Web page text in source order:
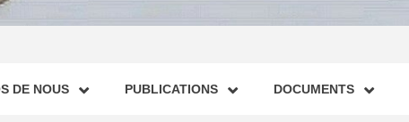
DE NOUS PUBLICATIONS DOCUMENTS